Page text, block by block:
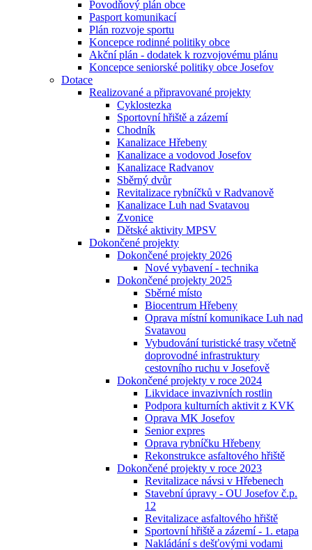
Povodňový plán obce
Pasport komunikací
Plán rozvoje sportu
Koncepce rodinné politiky obce
Akční plán - dodatek k rozvojovému plánu
Koncepce seniorské politiky obce Josefov
Dotace
Realizované a připravované projekty
Cyklostezka
Sportovní hřiště a zázemí
Chodník
Kanalizace Hřebeny
Kanalizace a vodovod Josefov
Kanalizace Radvanov
Sběrný dvůr
Revitalizace rybníčků v Radvanově
Kanalizace Luh nad Svatavou
Zvonice
Dětské aktivity MPSV
Dokončené projekty
Dokončené projekty 2026
Nové vybavení - technika
Dokončené projekty 2025
Sběrné místo
Biocentrum Hřebeny
Oprava místní komunikace Luh nad
Svatavou
Vybudování turistické trasy včetně
doprovodné infrastruktury
cestovního ruchu v Josefově
Dokončené projekty v roce 2024
Likvidace invazivních rostlin
Podpora kulturních aktivit z KVK
Oprava MK Josefov
Senior expres
Oprava rybníčku Hřebeny
Rekonstrukce asfaltového hřiště
Dokončené projekty v roce 2023
Revitalizace návsi v Hřebenech
Stavební úpravy - OU Josefov č.p.
12
Revitalizace asfaltového hřiště
Sportovní hřiště a zázemí - 1. etapa
Nakládání s dešťovými vodami